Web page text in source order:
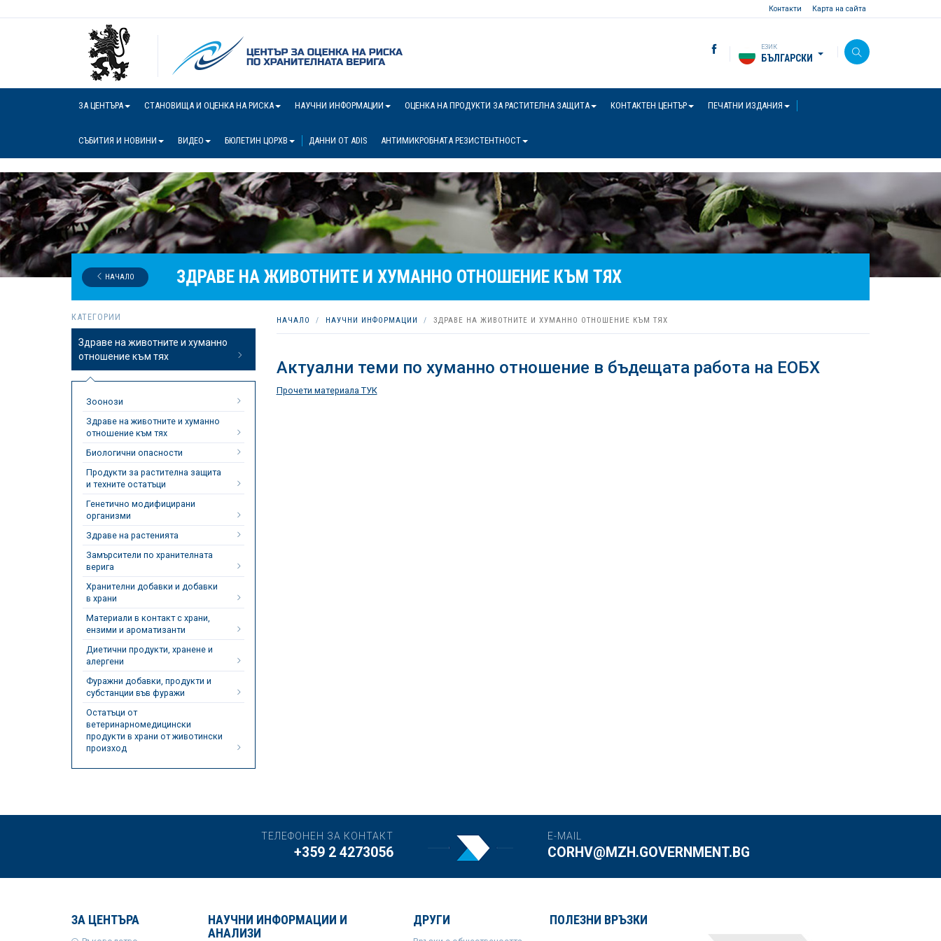
Контакти Карта на сайта
ЕЗИК
БЪЛГАРСКИ
ЗА ЦЕНТЪРА СТАНОВИЩА И ОЦЕНКА НА РИСКА НАУЧНИ ИНФОРМАЦИИ ОЦЕНКА НА ПРОДУКТИ ЗА РАСТИТЕЛНА ЗАЩИТА КОНТАКТЕН ЦЕНТЪР ПЕЧАТНИ ИЗДАНИЯ
СЪБИТИЯ И НОВИНИ ВИДЕО БЮЛЕТИН ЦОРХВ ДАННИ ОТ ADIS АНТИМИКРОБНАТА РЕЗИСТЕНТНОСТ
ЗДРАВЕ НА ЖИВОТНИТЕ И ХУМАННО ОТНОШЕНИЕ КЪМ ТЯХ
НАЧАЛО
КАТЕГОРИИ
Здраве на животните и хуманно
отношение към тях
Зоонози
Здраве на животните и хуманно
отношение към тях
Биологични опасности
Продукти за растителна защита
и техните остатъци
Генетично модифицирани
организми
Здраве на растенията
Замърсители по хранителната
верига
Хранителни добавки и добавки
в храни
Материали в контакт с храни,
ензими и ароматизанти
Диетични продукти, хранене и
алергени
Фуражни добавки, продукти и
субстанции във фуражи
Остатъци от
ветеринарномедицински
продукти в храни от животински
произход
НАЧАЛО НАУЧНИ ИНФОРМАЦИИ ЗДРАВЕ НА ЖИВОТНИТЕ И ХУМАННО ОТНОШЕНИЕ КЪМ ТЯХ
Актуални теми по хуманно отношение в бъдещата работа на ЕОБХ
Прочети материала ТУК
ТЕЛЕФОНЕН ЗА КОНТАКТ
+359 2 4273056
E-MAIL
CORHV@MZH.GOVERNMENT.BG
ЗА ЦЕНТЪРА
НАУЧНИ ИНФОРМАЦИИ И
АНАЛИЗИ
ДРУГИ ПОЛЕЗНИ ВРЪЗКИ